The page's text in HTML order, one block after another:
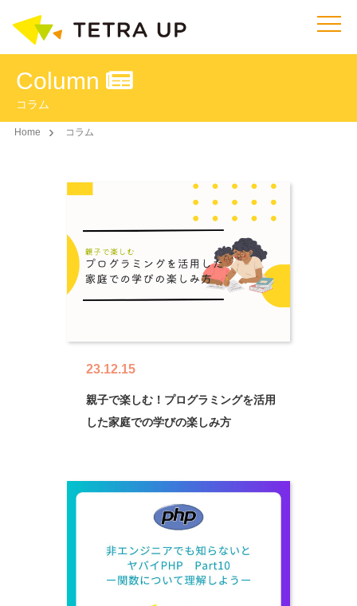
Column
コラム
Home コラム
23.12.15
親子で楽しむ！プログラミングを活用
した家庭での学びの楽しみ方